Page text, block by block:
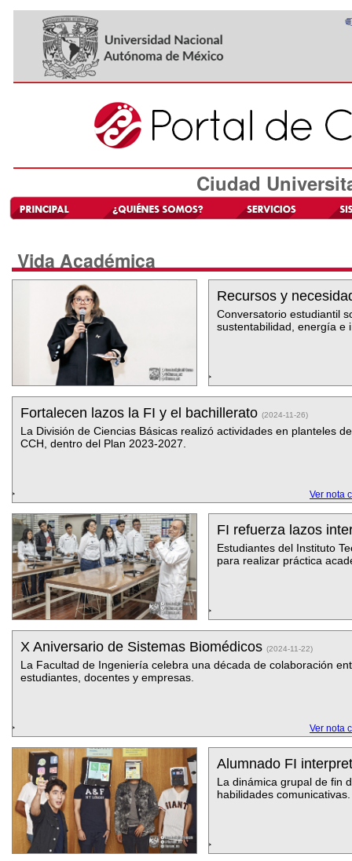
Ciudad
Vida Académica
Recursos y
Conversatorio estudiantil
sustentabilidad, energía e
Fortalecen lazos la FI y el bachillerato (2024-11-26)
La División de Ciencias Básicas realizó actividades en planteles
CCH, dentro del Plan 2023-2027.
Ver nota
FI refuerza lazos
Estudiantes del Instituto
para realizar práctica
X Aniversario de Sistemas Biomédicos (2024-11-22)
La Facultad de Ingeniería celebra una década de colaboración
estudiantes, docentes y empresas.
Ver nota
Alumnado FI
La dinámica grupal de fin
habilidades comunicativas.